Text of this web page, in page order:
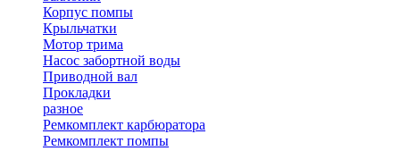
Корпус помпы
Крыльчатки
Мотор трима
Насос забортной воды
Приводной вал
Прокладки
разное
Ремкомплект карбюратора
Ремкомплект помпы